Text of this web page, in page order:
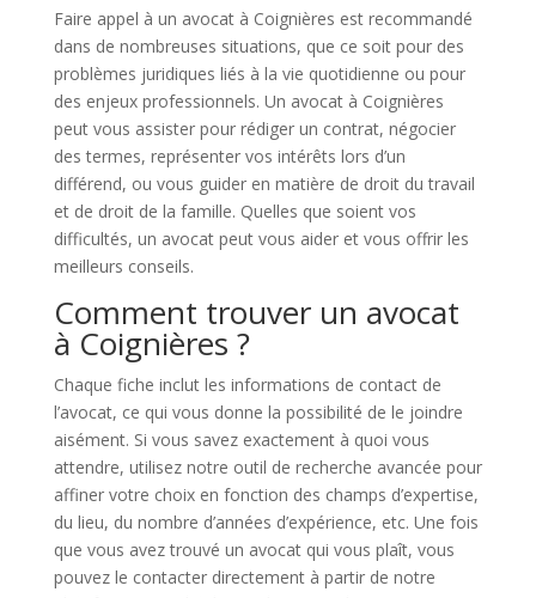
Faire appel à un avocat à Coignières est recommandé
dans de nombreuses situations, que ce soit pour des
problèmes juridiques liés à la vie quotidienne ou pour
des enjeux professionnels. Un avocat à Coignières
peut vous assister pour rédiger un contrat, négocier
des termes, représenter vos intérêts lors d’un
différend, ou vous guider en matière de droit du travail
et de droit de la famille. Quelles que soient vos
difficultés, un avocat peut vous aider et vous offrir les
meilleurs conseils.
Comment trouver un avocat
à Coignières ?
Chaque fiche inclut les informations de contact de
l’avocat, ce qui vous donne la possibilité de le joindre
aisément. Si vous savez exactement à quoi vous
attendre, utilisez notre outil de recherche avancée pour
affiner votre choix en fonction des champs d’expertise,
du lieu, du nombre d’années d’expérience, etc. Une fois
que vous avez trouvé un avocat qui vous plaît, vous
pouvez le contacter directement à partir de notre